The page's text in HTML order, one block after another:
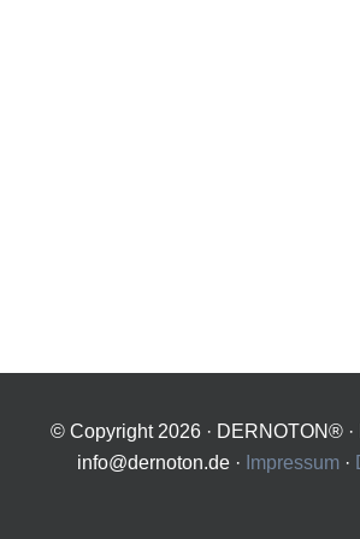
© Copyright 2026 · DERNOTON® ·
info@dernoton.de · Impressum ·